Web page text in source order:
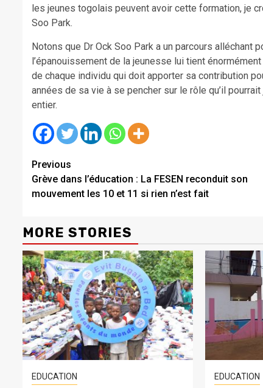
les jeunes togolais peuvent avoir cette formation, je
Soo Park.
Notons que Dr Ock Soo Park a un parcours alléchant
l’épanouissement de la jeunesse lui tient
de chaque individu qui doit apporter sa contribution
années de sa vie à se pencher sur le rôle qu’il
entier.
Continue
Reading
Previous
Grève dans l’éducation : La FESEN reconduit son
mouvement les 10 et 11 si rien n’est fait
MORE STORIES
EDUCATION EDUCATION